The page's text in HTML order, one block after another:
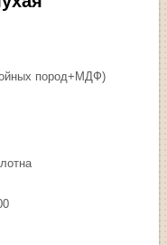
пород+МДФ)